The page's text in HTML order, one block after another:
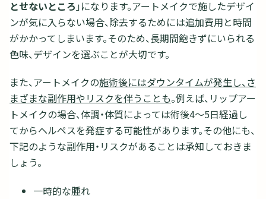
とせないところ」になります。アートメイクで施したデザイ
ンが気に入らない場合、除去するためには追加費用と時間
がかかってしまいます。そのため、長期間飽きずにいられる
色味、デザインを選ぶことが大切です。
また、アートメイクの施術後にはダウンタイムが発生し、さ
まざまな副作用やリスクを伴うことも。例えば、リップアー
トメイクの場合、体調・体質によっては術後4～5日経過し
てからヘルペスを発症する可能性があります。その他にも、
下記のような副作用・リスクがあることは承知しておきま
しょう。
一時的な腫れ